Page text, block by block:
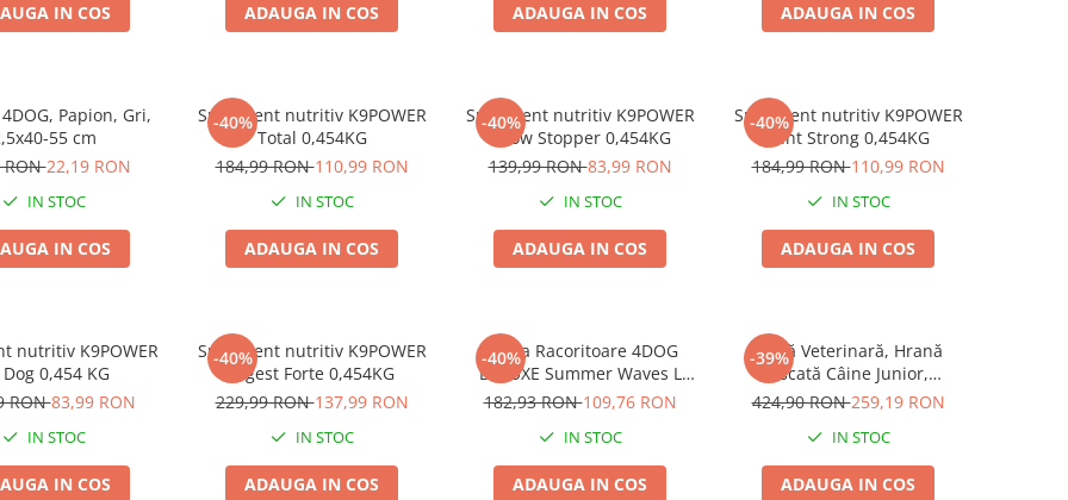
IN COS ADAUGA IN COS ADAUGA IN COS ADAUGA IN COS
Papion, Gri,
55 cm
RON22,19 RON
IN STOC
IN COS
-40%
Supliment nutritiv K9POWER
Total 0,454KG
184,99 RON110,99 RON
IN STOC
ADAUGA IN COS
-40%
Supliment nutritiv K9POWER
Show Stopper 0,454KG
139,99 RON83,99 RON
IN STOC
ADAUGA IN COS
-40%
Supliment nutritiv K9POWER
Joint Strong 0,454KG
184,99 RON110,99 RON
IN STOC
ADAUGA IN COS
nutritiv K9POWER
Dog 0,454 KG
RON83,99 RON
IN STOC
IN COS
-40%
Supliment nutritiv K9POWER
Digest Forte 0,454KG
229,99 RON137,99 RON
IN STOC
ADAUGA IN COS
-40%
Saltea Racoritoare 4DOG
DELUXE Summer Waves L
77x46cm
182,93 RON109,76 RON
IN STOC
ADAUGA IN COS
-39%
Dietă Veterinară, Hrană
Uscată Câine Junior,
EXCLUSION Intestinal, Toate
424,90 RON259,19 RON
IN STOC
ADAUGA IN COS